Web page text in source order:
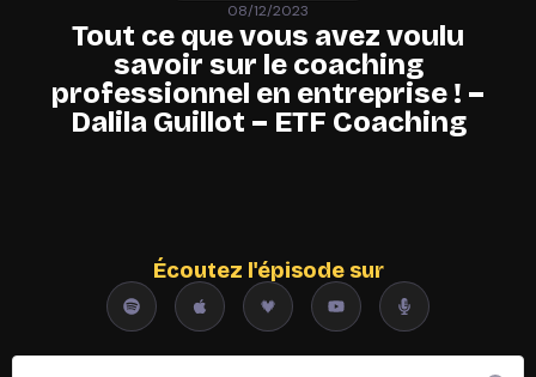
08/12/2023
Tout ce que vous avez voulu
savoir sur le coaching
professionnel en entreprise ! –
Dalila Guillot – ETF Coaching
Écoutez l'épisode sur